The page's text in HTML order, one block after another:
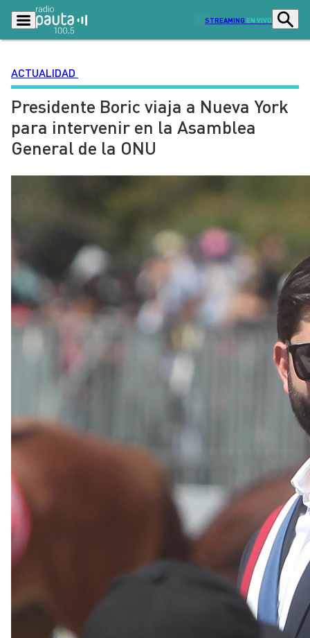
STREAMING EN VIVO
Podcasts Programas
Lo Último Actualidad
Ciudad
Dato en Pauta Señal 2
Contenido Patrocinado
ACTUALIDAD
Presidente Boric viaja a Nueva York
para intervenir en la Asamblea
General de la ONU